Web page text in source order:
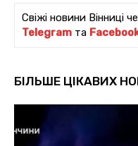
Свіжі новини Вінниці
Telegram та
БІЛЬШЕ ЦІКАВИХ